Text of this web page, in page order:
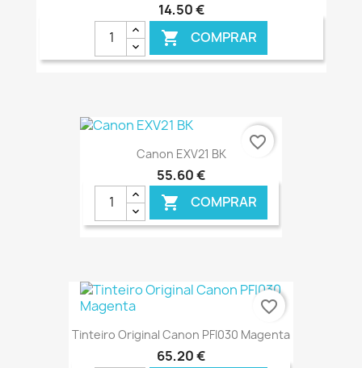
14,50 €
 COMPRAR
Canon EXV21 BK
55,60 €
 COMPRAR
€ ONLINE
favorite_border
Tinteiro Original Canon PFI030 Magenta
65,20 €
favorite_border